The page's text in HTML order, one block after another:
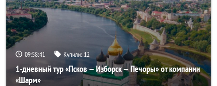
09:58:40 Купили: 12
1-дневный тур «Псков — Изборск — Печоры» от компании
«Шарм»